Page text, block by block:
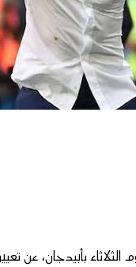
الثلاثاء بأبيدجان، عن